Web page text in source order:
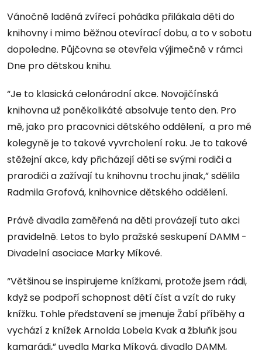
Vánočně laděná zvířecí pohádka přilákala děti do
knihovny i mimo běžnou otevírací dobu, a to v sobotu
dopoledne. Půjčovna se otevřela výjimečně v rámci
Dne pro dětskou knihu.
“Je to klasická celonárodní akce. Novojičínská
knihovna už poněkolikáté absolvuje tento den. Pro
mě, jako pro pracovnici dětského oddělení, a pro mé
kolegyně je to takové vyvrcholení roku. Je to takové
stěžejní akce, kdy přicházejí děti se svými rodiči a
prarodiči a zažívají tu knihovnu trochu jinak,” sdělila
Radmila Grofová, knihovnice dětského oddělení.
Právě divadla zaměřená na děti provázejí tuto akci
pravidelně. Letos to bylo pražské seskupení DAMM -
Divadelní asociace Marky Míkové.
“Většinou se inspirujeme knížkami, protože jsem rádi,
když se podpoří schopnost dětí číst a vzít do ruky
knížku. Tohle představení se jmenuje Žabí příběhy a
vychází z knížek Arnolda Lobela Kvak a žbluňk jsou
kamarádi,” uvedla Marka Míková, divadlo DAMM,